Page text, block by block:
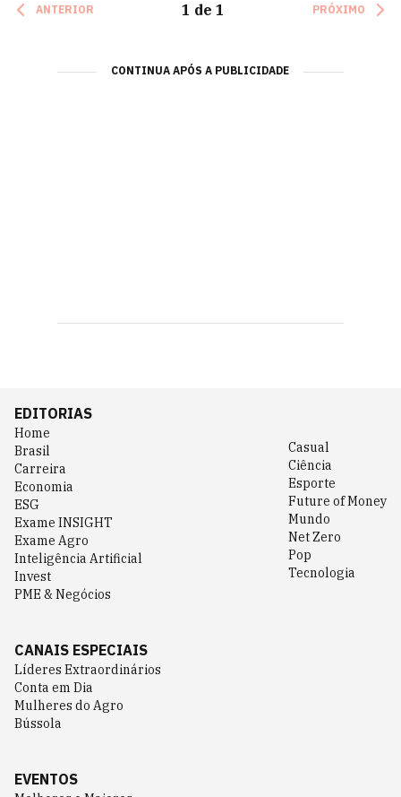
ANTERIOR 1 de 1 PRÓXIMO
CONTINUA APÓS A PUBLICIDADE
EDITORIAS
Home
Brasil
Carreira
Economia
ESG
Exame INSIGHT
Exame Agro
Inteligência Artificial
Invest
PME & Negócios
Casual
Ciência
Esporte
Future of Money
Mundo
Net Zero
Pop
Tecnologia
CANAIS ESPECIAIS
Líderes Extraordinários
Conta em Dia
Mulheres do Agro
Bússola
EVENTOS